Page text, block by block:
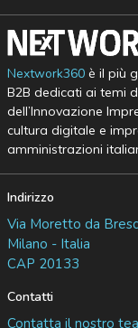
Nextwork360è il più
B2B dedicati ai temi
dell’Innovazione
cultura digitale e
amministrazioni
Indirizzo
Via Moretto da
Milano - Italia
CAP 20133
Contatti
Contatta il nostro